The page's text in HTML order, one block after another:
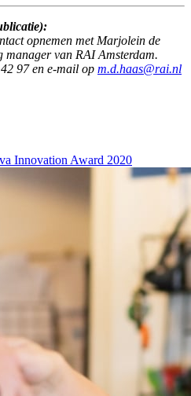
opnemen met Marjolein de
van RAI Amsterdam.
97 en e-mail op m.d.haas@rai.nl
Innovation Award 2020